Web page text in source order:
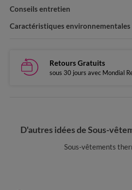
Conseils entretien
Caractéristiques environnementales
Retours Gratuits
sous 30 jours avec Mondial
D'autres idées de Sous-
Sous-vêtements